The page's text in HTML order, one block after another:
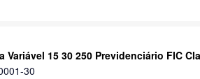
Variável 15 30 250 Previdenciário FIC
30